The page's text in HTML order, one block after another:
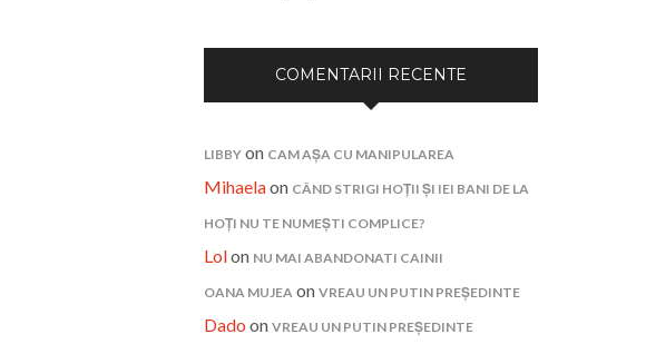
COMENTARII RECENTE
LIBBY on CAM AȘA CU MANIPULAREA
Mihaelaon CÂND STRIGI HOȚII ȘI IEI BANI DE LA
HOȚI NU TE NUMEȘTI COMPLICE?
Lolon NU MAI ABANDONATI CAINII
OANA MUJEA on VREAU UN PUTIN PREȘEDINTE
Dado on VREAU UN PUTIN PREȘEDINTE